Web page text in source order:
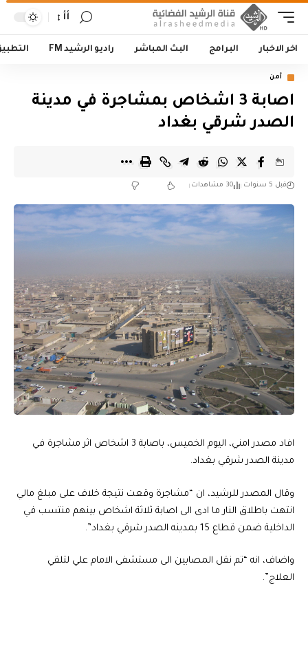
أأ
اخر الاخبار البرامج البث المباشر راديو الرشيد FM
أمن
اصابة 3 اشخاص بمشاجرة في مدينة
الصدر شرقي بغداد
قبل 5 سنوات 30 مشاهدات
افاد مصدر امني، اليوم الخميس، باصابة 3 اشخاص اثر مشاجرة في
مدينة الصدر شرقي بغداد.
وقال المصدر للرشيد، ان “مشاجرة وقعت نتيجة خلاف على مبلغ مالي
انتهت باطلاق النار ما ادى الى اصابة ثلاثة اشخاص بينهم منتسب في
الداخلية ضمن قطاع 15 بمدينه الصدر شرقي بغداد”.
واضاف، انه “تم نقل المصابين الى مستشفى الامام علي لتلقي
العلاج”.